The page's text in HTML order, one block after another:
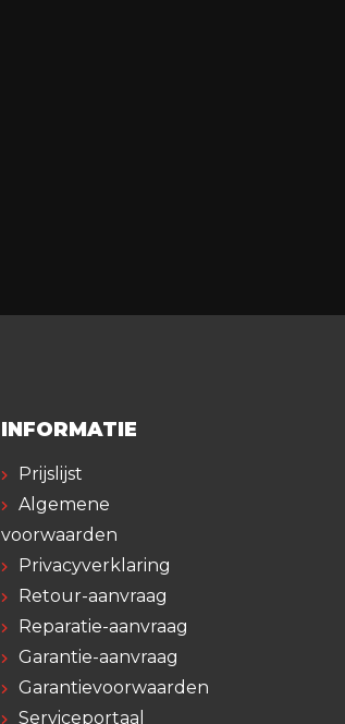
INFORMATIE
Prijslijst
Algemene
voorwaarden
Privacyverklaring
Retour-aanvraag
Reparatie-aanvraag
Garantie-aanvraag
Garantievoorwaarden
Serviceportaal